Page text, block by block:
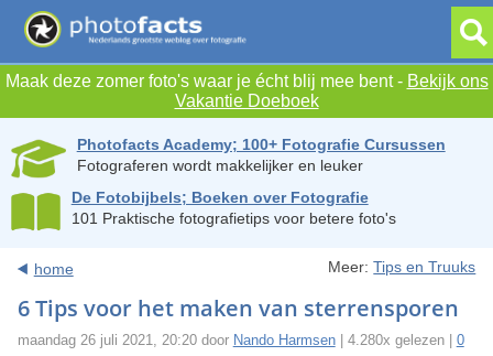
Maak deze zomer foto's waar je écht blij mee bent - Bekijk ons
Vakantie Doeboek
Photofacts Academy; 100+ Fotografie Cursussen
Fotograferen wordt makkelijker en leuker
De Fotobijbels; Boeken over Fotografie
101 Praktische fotografietips voor betere foto's
home Meer:Tips en Truuks
6 Tips voor het maken van sterrensporen
maandag 26 juli 2021, 20:20 door Nando Harmsen| 4.280x gelezen | 0